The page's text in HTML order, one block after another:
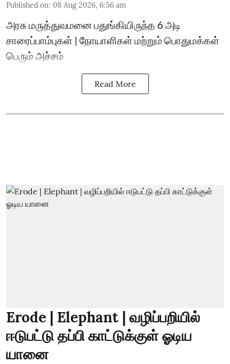
Published on: 08 Aug 2026, 6:56 am
அரசு மருத்துவமனை பதுங்கியிருந்த 6 அடி
சாரைப்பாம்புகள் | நோயாளிகள் மற்றும் பொதுமக்கள்
பெரும் அச்சம்
Read More
Erode | Elephant | வழிப்பறியில்
ஈடுபட்டு தப்பி காட்டுக்குள் ஓடிய
யானை